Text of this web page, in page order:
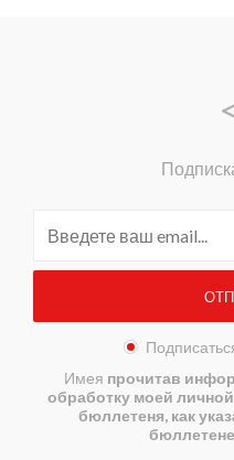
Имея прочитав
обработку моей
бюллетеня, как